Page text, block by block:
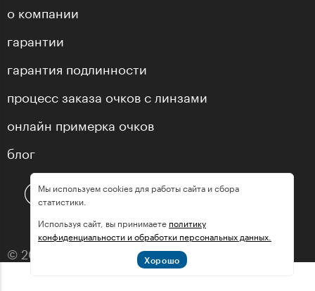
о компании
гарантии
гарантия подлинности
процесс заказа очков с линзами
онлайн примерка очков
блог
© 2013—2026 оптика «МастерГлассес»
Мы используем cookies для работы сайта и сбора
статистики.
Используя сайт, вы принимаете политику
конфиденциальности и обработки персональных данных.
Хорошо